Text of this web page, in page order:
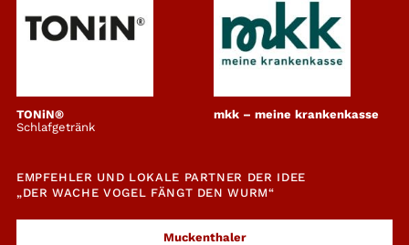
TONiN®
Schlafgetränk
mkk – meine krankenkasse
EMPFEHLER UND LOKALE PARTNER DER IDEE
„DER WACHE VOGEL FÄNGT DEN WURM“
Muckenthaler